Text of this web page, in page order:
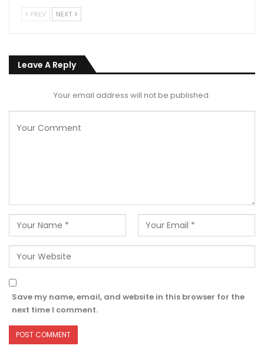
PREV NEXT
Leave A Reply
Your email address will not be published.
Save my name, email, and website in this browser for the
next time I comment.